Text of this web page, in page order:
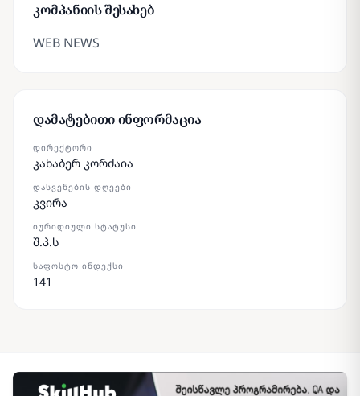
კომპანიის შესახებ
WEB NEWS
დამატებითი ინფორმაცია
ᲓᲘᲠᲔᲥᲢᲝᲠᲘ
კახაბერ კორძაია
ᲓᲐᲡᲕᲔᲜᲔᲑᲘᲡ ᲓᲦᲔᲔᲑᲘ
კვირა
ᲘᲣᲠᲘᲓᲘᲣᲚᲘ ᲡᲢᲐᲢᲣᲡᲘ
შ.პ.ს
ᲡᲐᲤᲝᲡᲢᲝ ᲘᲜᲓᲔᲥᲡᲘ
141